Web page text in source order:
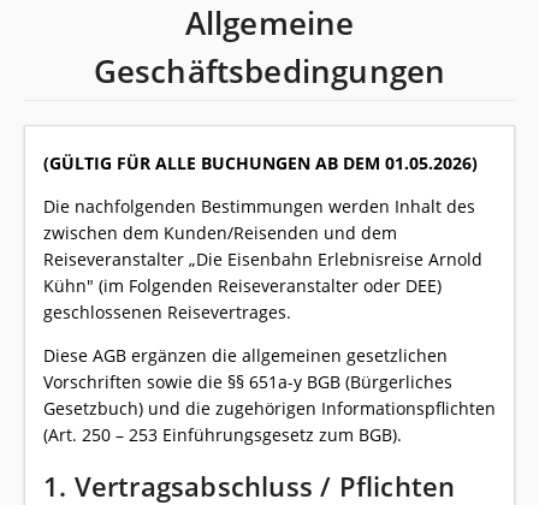
Allgemeine
Geschäftsbedingungen
(GÜLTIG FÜR ALLE BUCHUNGEN AB DEM 01.05.2026)
Die nachfolgenden Bestimmungen werden Inhalt des
zwischen dem Kunden/Reisenden und dem
Reiseveranstalter „Die Eisenbahn Erlebnisreise Arnold
Kühn" (im Folgenden Reiseveranstalter oder DEE)
geschlossenen Reisevertrages.
Diese AGB ergänzen die allgemeinen gesetzlichen
Vorschriften sowie die §§ 651a-y BGB (Bürgerliches
Gesetzbuch) und die zugehörigen Informationspflichten
(Art. 250 – 253 Einführungsgesetz zum BGB).
1. Vertragsabschluss / Pflichten